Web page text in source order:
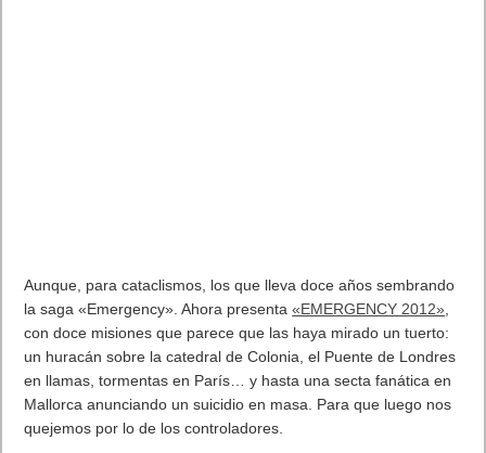
Aunque, para cataclismos, los que lleva doce años sembrando
la saga «Emergency». Ahora presenta«EMERGENCY 2012»
con doce misiones que parece que las haya mirado un tuerto:
un huracán sobre la catedral de Colonia, el Puente de Londres
en llamas, tormentas en París… y hasta una secta fanática en
Mallorca anunciando un suicidio en masa. Para que luego nos
quejemos por lo de los controladores.